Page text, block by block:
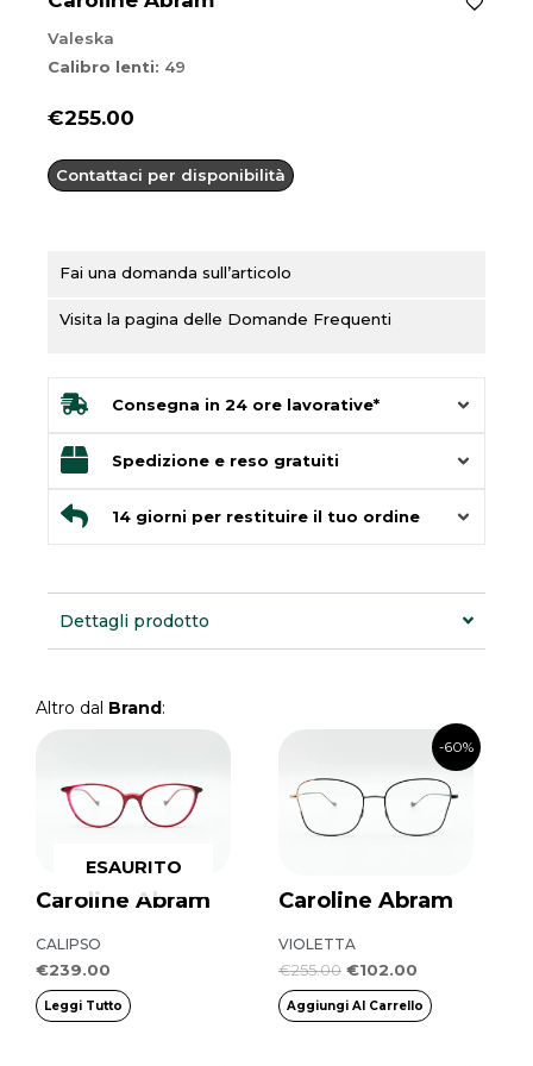
Valeska
Calibro lenti: 49
€255.00
Contattaci per disponibilità
Fai una domanda sull’articolo
Visita la pagina delle Domande Frequenti
Consegna in 24 ore lavorative*
Spedizione e reso gratuiti
14 giorni per restituire il tuo ordine
Dettagli prodotto
Altro dal Brand:
Caroline Abram
ESAURITO
CALIPSO
€239.00
Leggi Tutto
-60%
Caroline Abram
VIOLETTA
€255.00
originale
era:
€255.00.
€102.00
prezzo
attuale
è:
€102.00.
Aggiungi Al Carrello